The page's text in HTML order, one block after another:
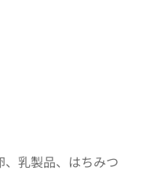
乳製品、はちみつ